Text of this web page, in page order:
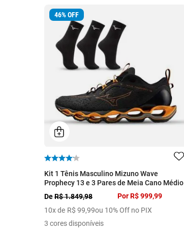
46%OFF
Kit 1 Tênis Masculino Mizuno Wave
Prophecy 13 e 3 Pares de Meia Cano Médio
DeR$ 1.849,98
10x de R$ 99,99ou 10% Off no PIX
Por R$ 999,99
3 cores disponíveis